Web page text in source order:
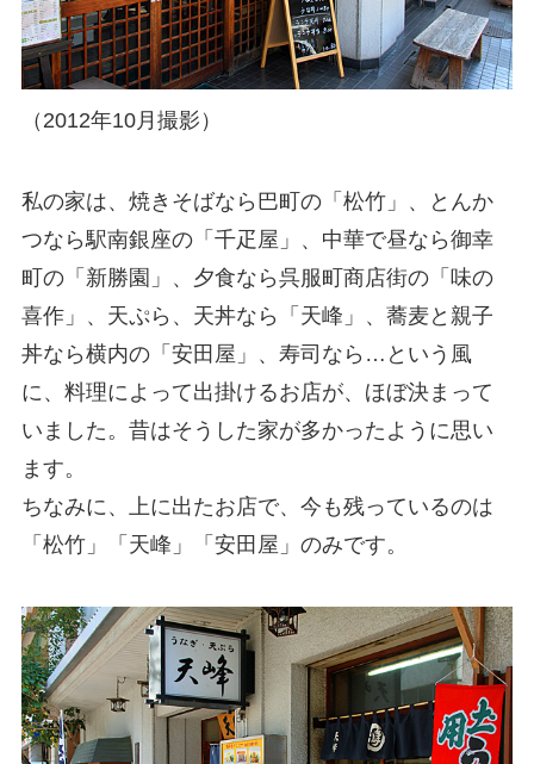
（2012年10月撮影）
私の家は、焼きそばなら巴町の「松竹」、とんか
つなら駅南銀座の「千疋屋」、中華で昼なら御幸
町の「新勝園」、夕食なら呉服町商店街の「味の
喜作」、天ぷら、天丼なら「天峰」、蕎麦と親子
丼なら横内の「安田屋」、寿司なら…という風
に、料理によって出掛けるお店が、ほぼ決まって
いました。昔はそうした家が多かったように思い
ます。
ちなみに、上に出たお店で、今も残っているのは
「松竹」「天峰」「安田屋」のみです。